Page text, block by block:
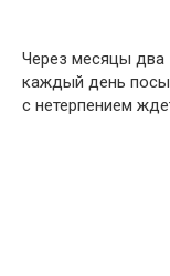
Через месяцы два
каждый день
с нетерпением